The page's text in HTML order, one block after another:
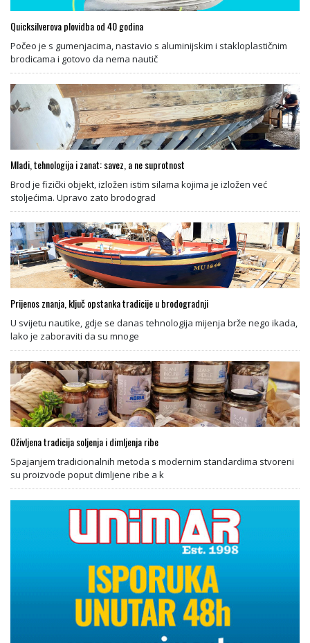
Quicksilverova plovidba od 40 godina
Počeo je s gumenjacima, nastavio s aluminijskim i stakloplastičnim
brodicama i gotovo da nema nautič
Mladi, tehnologija i zanat: savez, a ne suprotnost
Brod je fizički objekt, izložen istim silama kojima je izložen već
stoljećima. Upravo zato brodograd
Prijenos znanja, ključ opstanka tradicije u brodogradnji
U svijetu nautike, gdje se danas tehnologija mijenja brže nego ikada,
lako je zaboraviti da su mnoge
Oživljena tradicija soljenja i dimljenja ribe
Spajanjem tradicionalnih metoda s modernim standardima stvoreni
su proizvode poput dimljene ribe a k